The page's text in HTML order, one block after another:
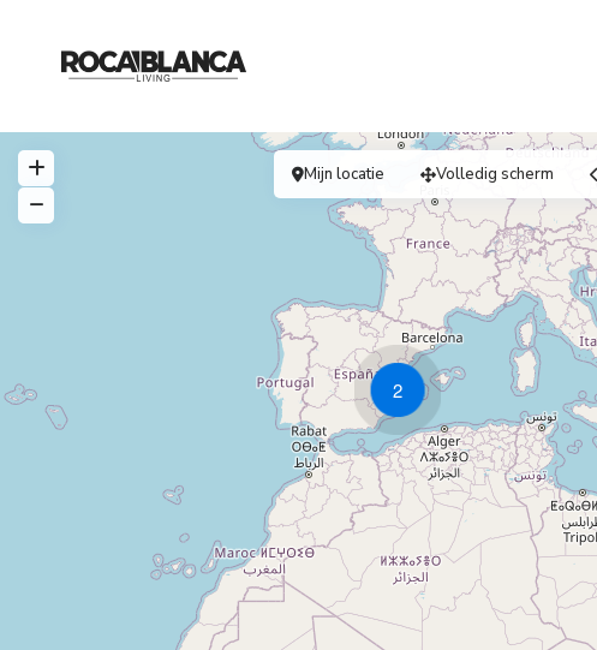
2
Mijn locatie Volledig scherm